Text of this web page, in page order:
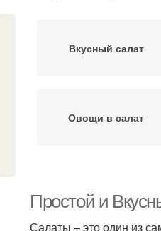
Вкусный салат
Овощи в салат
морковью
Простой и
Салаты – это один из